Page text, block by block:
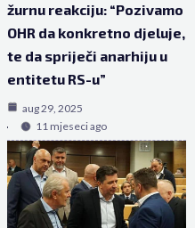
žurnu reakciju: “Pozivamo
OHR da konkretno djeluje,
te da spriječi anarhiju u
entitetu RS-u”
aug 29, 2025
11 mjeseci ago